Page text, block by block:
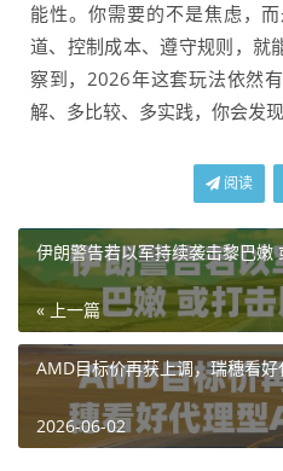
能性。你需要的不是焦虑，
道、控制成本、遵守规则，就
察到，2026年这套玩法依然
解、多比较、多实践，你会发
阅读
伊朗警告若以军持续袭击黎巴嫩
« 上一篇
AMD目标价再获上调，瑞穗看
2026-06-02